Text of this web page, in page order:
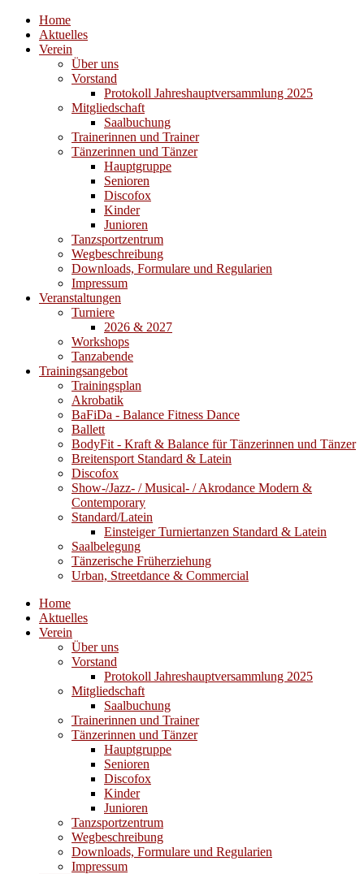
Home
Aktuelles
Verein
Über uns
Vorstand
Protokoll Jahreshauptversammlung 2025
Mitgliedschaft
Saalbuchung
Trainerinnen und Trainer
Tänzerinnen und Tänzer
Hauptgruppe
Senioren
Discofox
Kinder
Junioren
Tanzsportzentrum
Wegbeschreibung
Downloads, Formulare und Regularien
Impressum
Veranstaltungen
Turniere
2026 & 2027
Workshops
Tanzabende
Trainingsangebot
Trainingsplan
Akrobatik
BaFiDa - Balance Fitness Dance
Ballett
BodyFit - Kraft & Balance für Tänzerinnen und Tänzer
Breitensport Standard & Latein
Discofox
Show-/Jazz- / Musical- / Akrodance Modern &
Contemporary
Standard/Latein
Einsteiger Turniertanzen Standard & Latein
Saalbelegung
Tänzerische Früherziehung
Urban, Streetdance & Commercial
Home
Aktuelles
Verein
Über uns
Vorstand
Protokoll Jahreshauptversammlung 2025
Mitgliedschaft
Saalbuchung
Trainerinnen und Trainer
Tänzerinnen und Tänzer
Hauptgruppe
Senioren
Discofox
Kinder
Junioren
Tanzsportzentrum
Wegbeschreibung
Downloads, Formulare und Regularien
Impressum